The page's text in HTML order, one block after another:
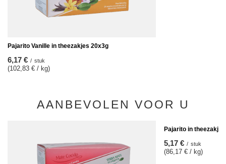
Pajarito Vanille in theezakjes 20x3g
6,17 € / stuk
(102,83 € / kg)
AANBEVOLEN VOOR U
Pajarito in
5,17 € / stuk
(86,17 € / kg)